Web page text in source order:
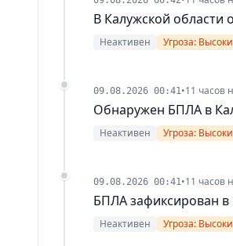
В Калужской
Неактивен Угроза:
09.08.2026 00:41 •11 часов
Обнаружен БПЛА в
Неактивен Угроза:
09.08.2026 00:41 •11 часов
БПЛА зафиксирован в
Неактивен Угроза: